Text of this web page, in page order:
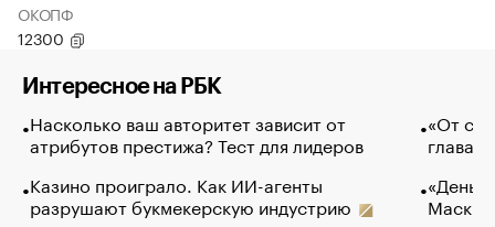
ОКОПФ
12300
Интересное на РБК
Насколько ваш авторитет зависит от
атрибутов престижа? Тест для лидеров
Казино проиграло. Как ИИ-агенты
разрушают букмекерскую индустрию
«От
глава
Маск в